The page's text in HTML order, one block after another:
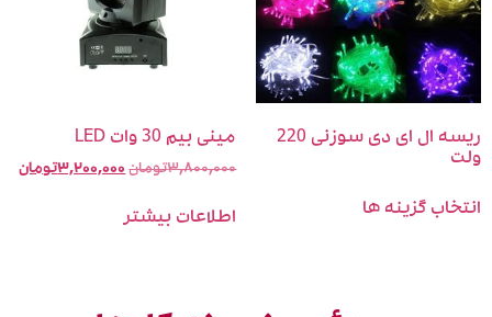
ریسه ال ای دی سوزنی 220
گزینه ها
مینی بیم 30 وات LED
۳,۸۰۰,۰۰۰تومان ۳,۲۰۰,۰۰۰تومان
اطلاعات بیشتر